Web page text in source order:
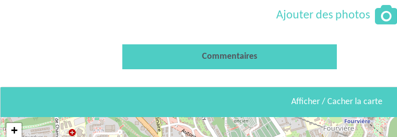
Ajouter des photos
Commentaires
Afficher / Cacher la carte
+